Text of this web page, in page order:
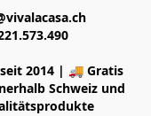
2014 | 🚚 Gratis
Schweiz und